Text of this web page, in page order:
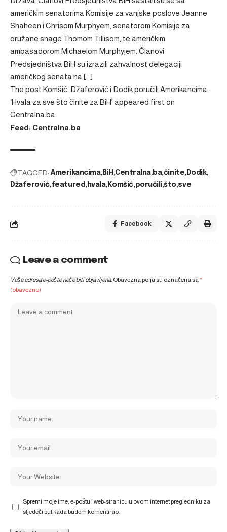
američkim senatorima Komisije za vanjske poslove Jeanne
Shaheen i Chrisom Murphyem, senatorom Komisije za
oružane snage Thomom Tillisom, te američkim
ambasadorom Michaelom Murphyjem. Članovi
Predsjedništva BiH su izrazili zahvalnost delegaciji
američkog senata na […]
The post Komšić, Džaferović i Dodik poručili Amerikancima:
‘Hvala za sve što činite za BiH’ appeared first on
Centralna.ba
Feed: Centralna.ba
TAGGED: Amerikancima BiH Centralna.ba činite Dodik
Džaferović featured hvala Komšić poručili što sve
Facebook
Leave a comment
Vaša adresa e-pošte neće biti objavljena. Obavezna polja su označena sa*
(obavezno)
Spremi moje ime, e-poštu i web-stranicu u ovom internet pregledniku za
sljedeći put kada budem komentirao.